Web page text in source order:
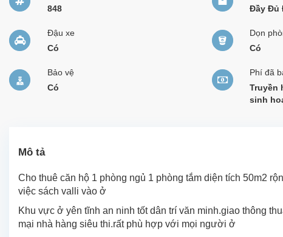
848
Đầy Đủ
Đậu xe
Có
Dọn
Có
Bảo vệ
Có
Phí đã
Truyền
sinh
Mô tả
Cho thuê căn hộ 1 phòng ngủ 1 phòng tắm diện tích 50m2
việc sách valli vào ở
Khu vực ở yên tĩnh an ninh tốt dân trí văn minh.giao thông
mại nhà hàng siêu thi.rất phù hợp với mọi người ở